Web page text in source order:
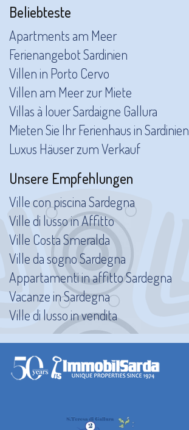
Beliebteste
Apartments am Meer
Ferienangebot Sardinien
Villen in Porto Cervo
Villen am Meer zur Miete
Villas à louer Sardaigne Gallura
Mieten Sie Ihr Ferienhaus in Sardinien
Luxus Häuser zum Verkauf
Unsere Empfehlungen
Ville con piscina Sardegna
Ville di lusso in Affitto
Ville Costa Smeralda
Ville da sogno Sardegna
Appartamenti in affitto Sardegna
Vacanze in Sardegna
Ville di lusso in vendita